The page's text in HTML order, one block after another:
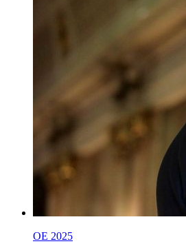
OE 2025